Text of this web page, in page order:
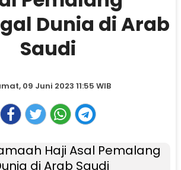
Dunia di Arab
Saudi
09 Juni 2023 11:55 WIB